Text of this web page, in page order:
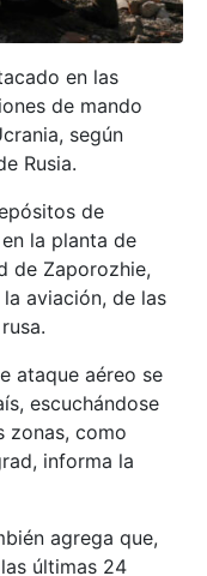
en las
de mando
según
Rusia.
de
la planta de
de Zaporozhie,
aviación, de las
ataque aéreo se
escuchándose
zonas, como
informa la
agrega que,
últimas 24